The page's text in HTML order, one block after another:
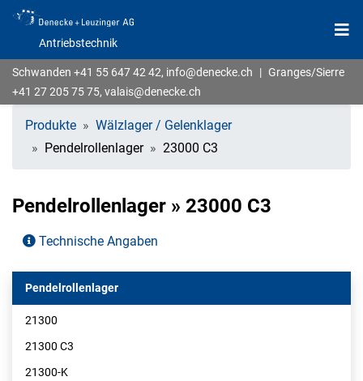
Antriebstechnik
Schwanden +41 55 647 42 42, info@denecke.ch | Granges/Sierre
+41 27 205 75 75, valais@denecke.ch
Produkte
Wälzlager / Gelenklager
Pendelrollenlager
23000 C3
Pendelrollenlager » 23000 C3
Technische Angaben
Pendelrollenlager
21300
21300 C3
21300-K